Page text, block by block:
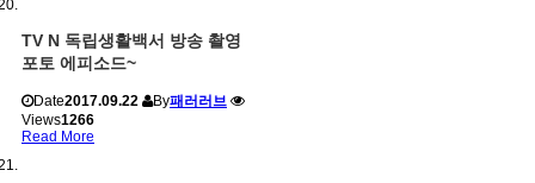
TV N 독립생활백서 방송 촬영
포토 에피소드~
Date2017.09.22 By패러러브
Views1266
Read More